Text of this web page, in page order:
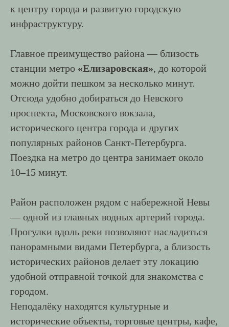
к центру города и развитую городскую
инфраструктуру.
Главное преимущество района — близость
станции метро «Елизаровская», до которой
можно дойти пешком за несколько минут.
Отсюда удобно добираться до Невского
проспекта, Московского вокзала,
исторического центра города и других
популярных районов Санкт-Петербурга.
Поездка на метро до центра занимает около
10–15 минут.
Район расположен рядом с набережной Невы
— одной из главных водных артерий города.
Прогулки вдоль реки позволяют насладиться
панорамными видами Петербурга, а близость
исторических районов делает эту локацию
удобной отправной точкой для знакомства с
городом.
Неподалёку находятся культурные и
исторические объекты, торговые центры, кафе,